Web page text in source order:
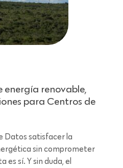
energía renovable,
para Centros de
Datos satisfacer la
sin comprometer
es sí. Y sin duda, el